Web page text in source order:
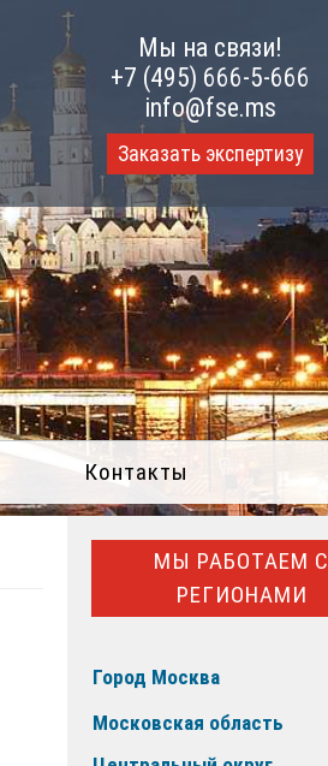
Мы на связи!
+7 (495) 666-5-666
info@fse.ms
Заказать экспертизу
Контакты
МЫ РАБОТАЕМ С
РЕГИОНАМИ
Город Москва
Московская область